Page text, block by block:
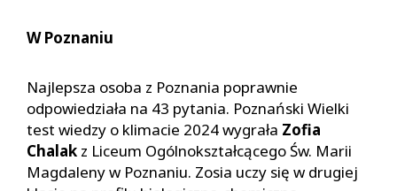
W Poznaniu
Najlepsza osoba z Poznania poprawnie
odpowiedziała na 43 pytania. Poznański Wielki
test wiedzy o klimacie 2024 wygrała Zofia
Chalak z Liceum Ogólnokształcącego Św. Marii
Magdaleny w Poznaniu. Zosia uczy się w drugiej